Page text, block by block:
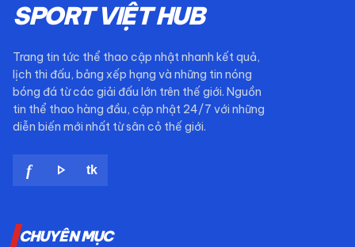
SPORT VIỆT HUB
Trang tin tức thể thao cập nhật nhanh kết quả,
lịch thi đấu, bảng xếp hạng và những tin nóng
bóng đá từ các giải đấu lớn trên thế giới. Nguồn
tin thể thao hàng đầu, cập nhật 24/7 với những
diễn biến mới nhất từ sân cỏ thế giới.
f play_arrow tk
CHUYÊN MỤC